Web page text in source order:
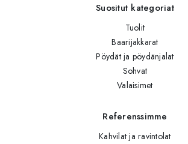
Suositut kategoriat
Tuolit
Baarijakkarat
Pöydät ja pöydänjalat
Sohvat
Valaisimet
Referenssimme
Kahvilat ja ravintolat